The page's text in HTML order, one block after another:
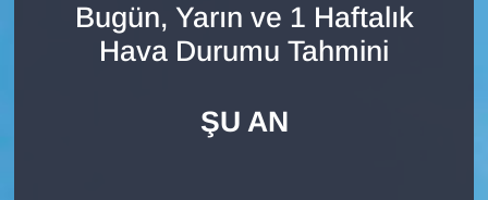
Bugün, Yarın ve 1 Haftalık
Hava Durumu Tahmini
ŞU AN
Haber Arşivi